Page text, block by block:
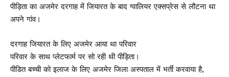
पीड़िता का अजमेर दरगाह में जियारत के बाद ग्वालियर एक्सप्रेस से लौटना था
अपने गांव।
दरगाह जियारत के लिए अजमेर आया था परिवार
परिवार के साथ प्लेटफार्म पर सो रही थी पीड़िता।
पीडित बच्ची को इलाज के लिए अजमेर जिला अस्पताल में भर्ती करवाया है,